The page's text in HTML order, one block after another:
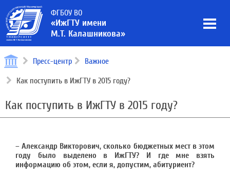
ФГБОУ ВО
«ИжГТУ имени
М.Т. Калашникова»
Пресс-центр Важное
Как поступить в ИжГТУ в 2015 году?
Как поступить в ИжГТУ в 2015 году?
– Александр Викторович, сколько бюджетных мест в этом
году было выделено в ИжГТУ? И где мне взять
информацию об этом, если я, допустим, абитуриент?